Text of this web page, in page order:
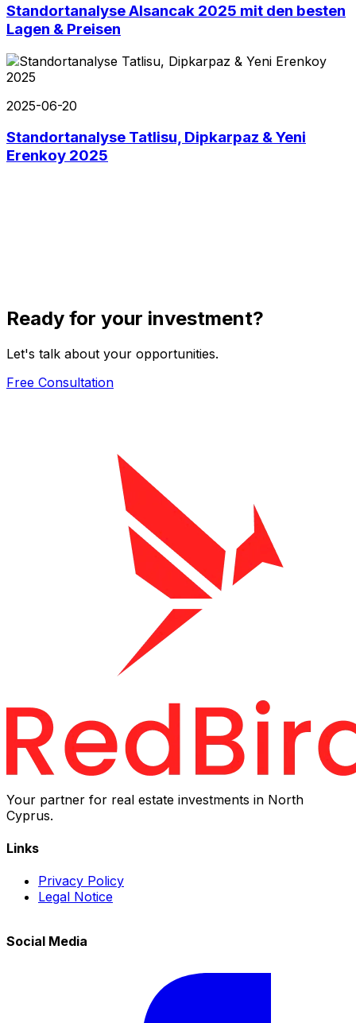
Standortanalyse Alsancak 2025 mit den besten
Lagen & Preisen
2025-06-20
Standortanalyse Tatlisu, Dipkarpaz & Yeni
Erenkoy 2025
Ready for your investment?
Let's talk about your opportunities.
Free Consultation
Your partner for real estate investments in North
Cyprus.
Links
Privacy Policy
Legal Notice
Social Media